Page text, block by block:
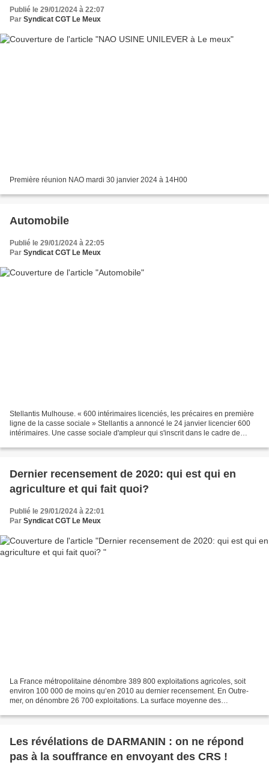
Publié le 29/01/2024 à 22:07
Par Syndicat CGT Le Meux
Première réunion NAO mardi 30 janvier 2024 à 14H00
Automobile
Publié le 29/01/2024 à 22:05
Par Syndicat CGT Le Meux
Stellantis Mulhouse. « 600 intérimaires licenciés, les précaires en première
ligne de la casse sociale » Stellantis a annoncé le 24 janvier licencier 600
intérimaires. Une casse sociale d'ampleur qui s'inscrit dans le cadre de
Dernier recensement de 2020: qui est qui en
agriculture et qui fait quoi?
Publié le 29/01/2024 à 22:01
Par Syndicat CGT Le Meux
La France métropolitaine dénombre 389 800 exploitations agricoles, soit
environ 100 000 de moins qu’en 2010 au dernier recensement. En Outre-
mer, on dénombre 26 700 exploitations. La surface moyenne des
Les révélations de DARMANIN : on ne répond
pas à la souffrance en envoyant des CRS !